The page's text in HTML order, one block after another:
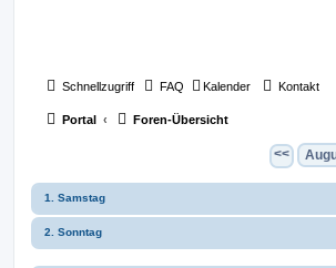
Schnellzugriff FAQ Kalender Kontakt
Portal Foren-Übersicht
<<
1. Samstag
2. Sonntag